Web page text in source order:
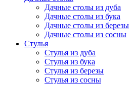
Дачные столы из дуба
Дачные столы из бука
Дачные столы из березы
Дачные столы из сосны
Стулья
Стулья из дуба
Стулья из бука
Стулья из березы
Стулья из сосны